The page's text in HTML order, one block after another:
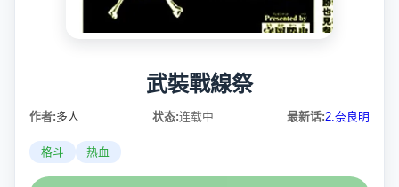
武裝戰線祭
作者:多人 状态:连载中 最新话:2.奈良明
格斗 热血